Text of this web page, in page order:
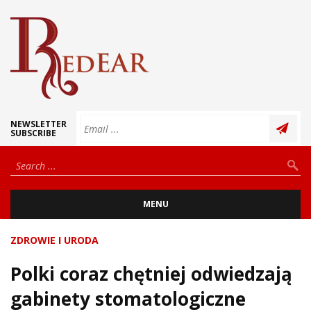
NEWSLETTER
SUBSCRIBE
MENU
ZDROWIE I URODA
Polki coraz chętniej odwiedzają
gabinety stomatologiczne